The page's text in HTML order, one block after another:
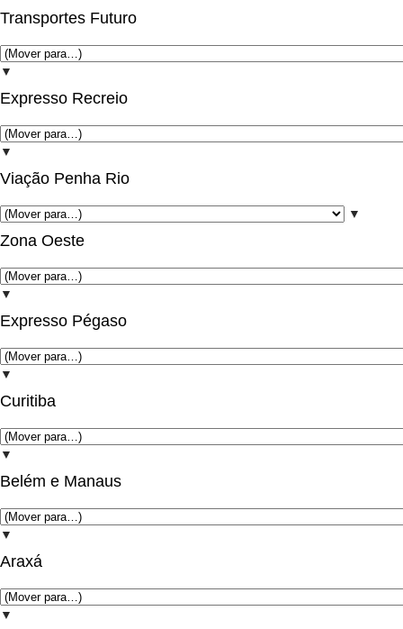
Transportes Futuro
▼
Expresso Recreio
▼
Viação Penha Rio
▼
Zona Oeste
▼
Expresso Pégaso
▼
Curitiba
▼
Belém e Manaus
▼
Araxá
▼